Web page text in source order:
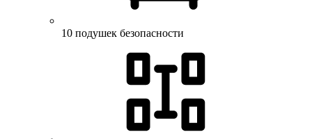
10 подушек безопасности